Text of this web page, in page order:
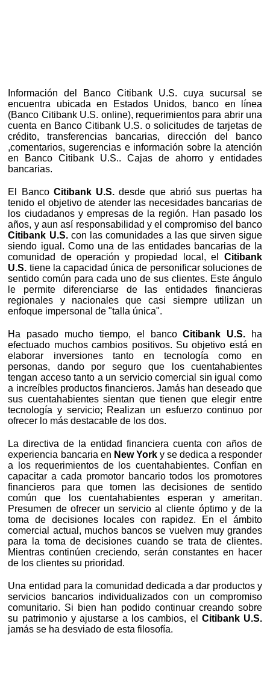
Información del Banco Citibank U.S. cuya sucursal se
encuentra ubicada en Estados Unidos, banco en línea
(Banco Citibank U.S. online), requerimientos para abrir una
cuenta en Banco Citibank U.S. o solicitudes de tarjetas de
crédito, transferencias bancarias, dirección del banco
,comentarios, sugerencias e información sobre la atención
en Banco Citibank U.S.. Cajas de ahorro y entidades
bancarias.
El Banco Citibank U.S.desde que abrió sus puertas ha
tenido el objetivo de atender las necesidades bancarias de
los ciudadanos y empresas de la región. Han pasado los
años, y aun así responsabilidad y el compromiso del banco
Citibank U.S.con las comunidades a las que sirven sigue
siendo igual. Como una de las entidades bancarias de la
comunidad de operación y propiedad local, el Citibank
U.S. tiene la capacidad única de personificar soluciones de
sentido común para cada uno de sus clientes. Este ángulo
le permite diferenciarse de las entidades financieras
regionales y nacionales que casi siempre utilizan un
enfoque impersonal de "talla única".
Ha pasado mucho tiempo, el bancoCitibank U.S. ha
efectuado muchos cambios positivos. Su objetivo está en
elaborar inversiones tanto en tecnología como en
personas, dando por seguro que los cuentahabientes
tengan acceso tanto a un servicio comercial sin igual como
a increíbles productos financieros. Jamás han deseado que
sus cuentahabientes sientan que tienen que elegir entre
tecnología y servicio; Realizan un esfuerzo continuo por
ofrecer lo más destacable de los dos.
La directiva de la entidad financiera cuenta con años de
experiencia bancaria en New Yorky se dedica a responder
a los requerimientos de los cuentahabientes. Confían en
capacitar a cada promotor bancario todos los promotores
financieros para que tomen las decisiones de sentido
común que los cuentahabientes esperan y ameritan.
Presumen de ofrecer un servicio al cliente óptimo y de la
toma de decisiones locales con rapidez. En el ámbito
comercial actual, muchos bancos se vuelven muy grandes
para la toma de decisiones cuando se trata de clientes.
Mientras continúen creciendo, serán constantes en hacer
de los clientes su prioridad.
Una entidad para la comunidad dedicada a dar productos y
servicios bancarios individualizados con un compromiso
comunitario. Si bien han podido continuar creando sobre
su patrimonio y ajustarse a los cambios, el Citibank U.S.
jamás se ha desviado de esta filosofía.